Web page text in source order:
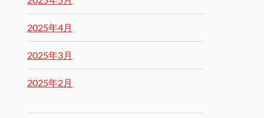
2025年4月
2025年3月
2025年2月